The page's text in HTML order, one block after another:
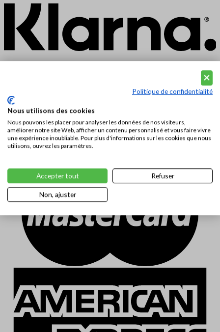
Politique de confidentialité
Nous utilisons des cookies
Nous pouvons les placer pour analyser les données de nos visiteurs,
améliorer notre site Web, afficher un contenu personnalisé et vous faire vivre
une expérience inoubliable. Pour plus d'informations sur les cookies que nous
utilisons, ouvrez les paramètres.
Accepter tout Refuser
Non, ajuster